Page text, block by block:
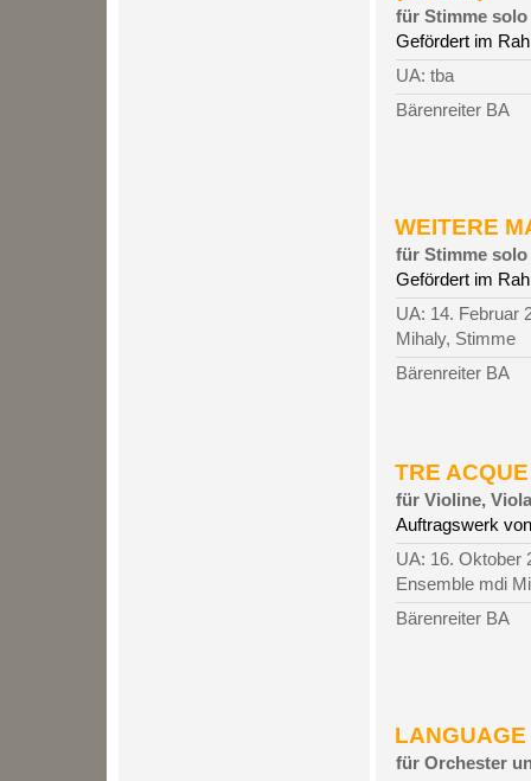
für Stimme solo
Gefördert im
UA: tba
Bärenreiter BA
WEITERE
für Stimme solo
Gefördert im
UA: 14. Februar
Mihaly, Stimme
Bärenreiter BA
TRE
für Violine,
Auftragswerk
UA: 16. Oktober
Ensemble mdi
Bärenreiter BA
für Orchester